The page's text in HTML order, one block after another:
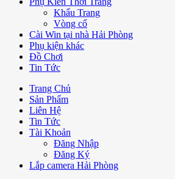
Khẩu Trang
Vòng cổ
Cài Win tại nhà Hải Phòng
Phụ kiện khác
Đồ Chơi
Tin Tức
Trang Chủ
Sản Phẩm
Liên Hệ
Tin Tức
Tài Khoản
Đăng Nhập
Đăng Ký
Lắp camera Hải Phòng